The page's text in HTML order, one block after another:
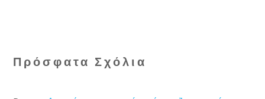
Πρόσφατα Σχόλια